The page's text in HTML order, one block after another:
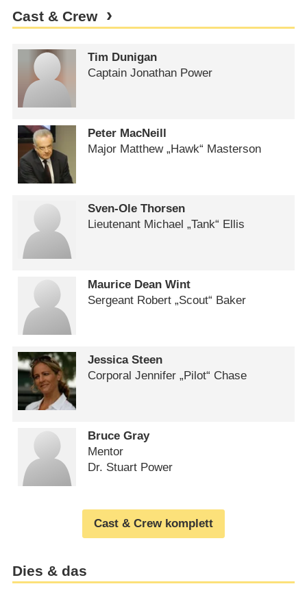
Cast & Crew
Tim Dunigan
Captain Jonathan Power
Peter MacNeill
Major Matthew „Hawk“ Masterson
Sven-Ole Thorsen
Lieutenant Michael „Tank“ Ellis
Maurice Dean Wint
Sergeant Robert „Scout“ Baker
Jessica Steen
Corporal Jennifer „Pilot“ Chase
Bruce Gray
Mentor
Dr. Stuart Power
Cast & Crew komplett
Dies & das